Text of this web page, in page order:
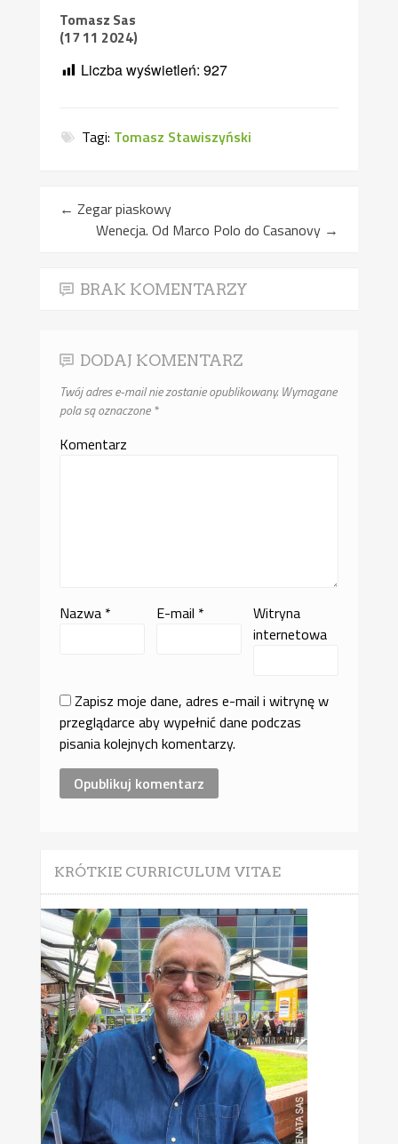
Tomasz Sas
(17 11 2024)
Liczba wyświetleń: 927
Tagi: Tomasz Stawiszyński
← Zegar piaskowy
Wenecja. Od Marco Polo do Casanovy →
BRAK KOMENTARZY
DODAJ KOMENTARZ
Twój adres e-mail nie zostanie opublikowany.Wymagane
pola są oznaczone*
Komentarz
Nazwa * E-mail *
Witryna
internetowa
Zapisz moje dane, adres e-mail i witrynę w
przeglądarce aby wypełnić dane podczas
pisania kolejnych komentarzy.
KRÓTKIE CURRICULUM VITAE